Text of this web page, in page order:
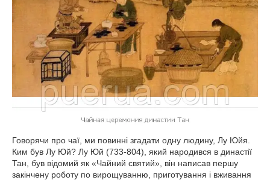
Говорячи про чаї, ми повинні згадати одну людину, Лу Юйя.
Ким був Лу Юй? Лу Юй (733-804), який народився в династії
Тан, був відомий як «Чайний святий», він написав першу
закінчену роботу по вирощуванню, приготування і вживання